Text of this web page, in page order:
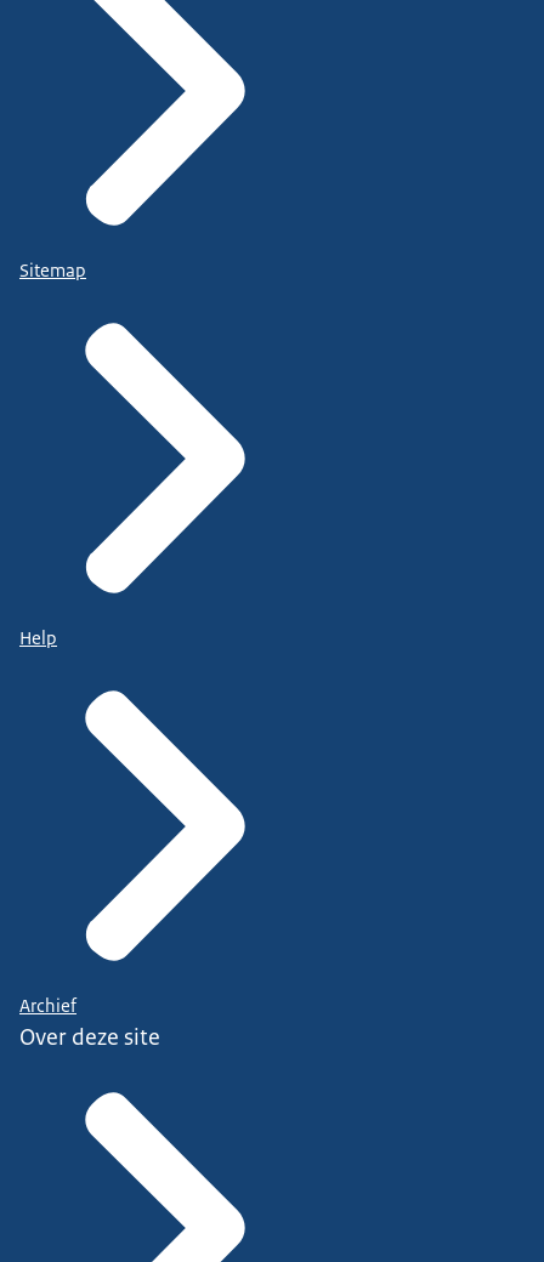
Sitemap
Help
Archief
Over deze site